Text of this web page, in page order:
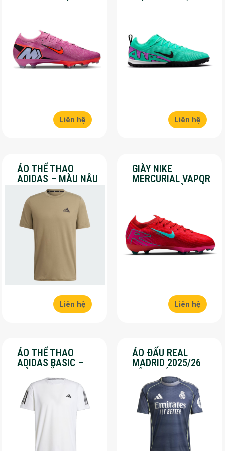
16 PRO – MÀU
Liên hệ
MÀU XANH LÁ –
Liên hệ
ÁO THỂ THAO
ADIDAS – MÀU NÂU
– SALE 30%
Liên hệ
GIÀY NIKE
MERCURIAL VAPOR
16 PRO – MÀU ĐỎ –
Liên hệ
ÁO THỂ THAO
ADIDAS BASIC –
MÀU TRẮNG – SALE
70%
ÁO ĐẤU REAL
MADRID 2025/26
SÂN KHÁCH – SALE
50%